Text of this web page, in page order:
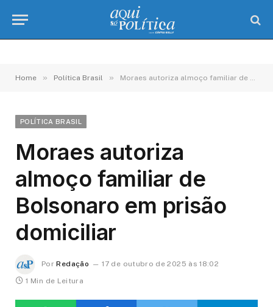
Home » Política Brasil » Moraes autoriza almoço familiar de Bolsonaro em prisão domiciliar
POLÍTICA BRASIL
Moraes autoriza
almoço familiar de
Bolsonaro em prisão
domiciliar
Por Redação
17 de outubro de 2025 às 18:02
1 Min de Leitura